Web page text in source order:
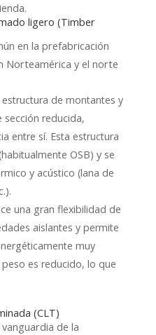
ligero (Timber
en la prefabricación
Norteamérica y el norte
estructura de montantes y
reducida,
entre sí. Esta estructura
OSB) y se
y acústico (lana de
una gran flexibilidad de
aislantes y permite
muy
peso es reducido, lo que
(CLT)
de la